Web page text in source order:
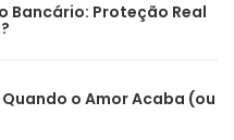
Bancário: Proteção Real
o Amor Acaba (ou